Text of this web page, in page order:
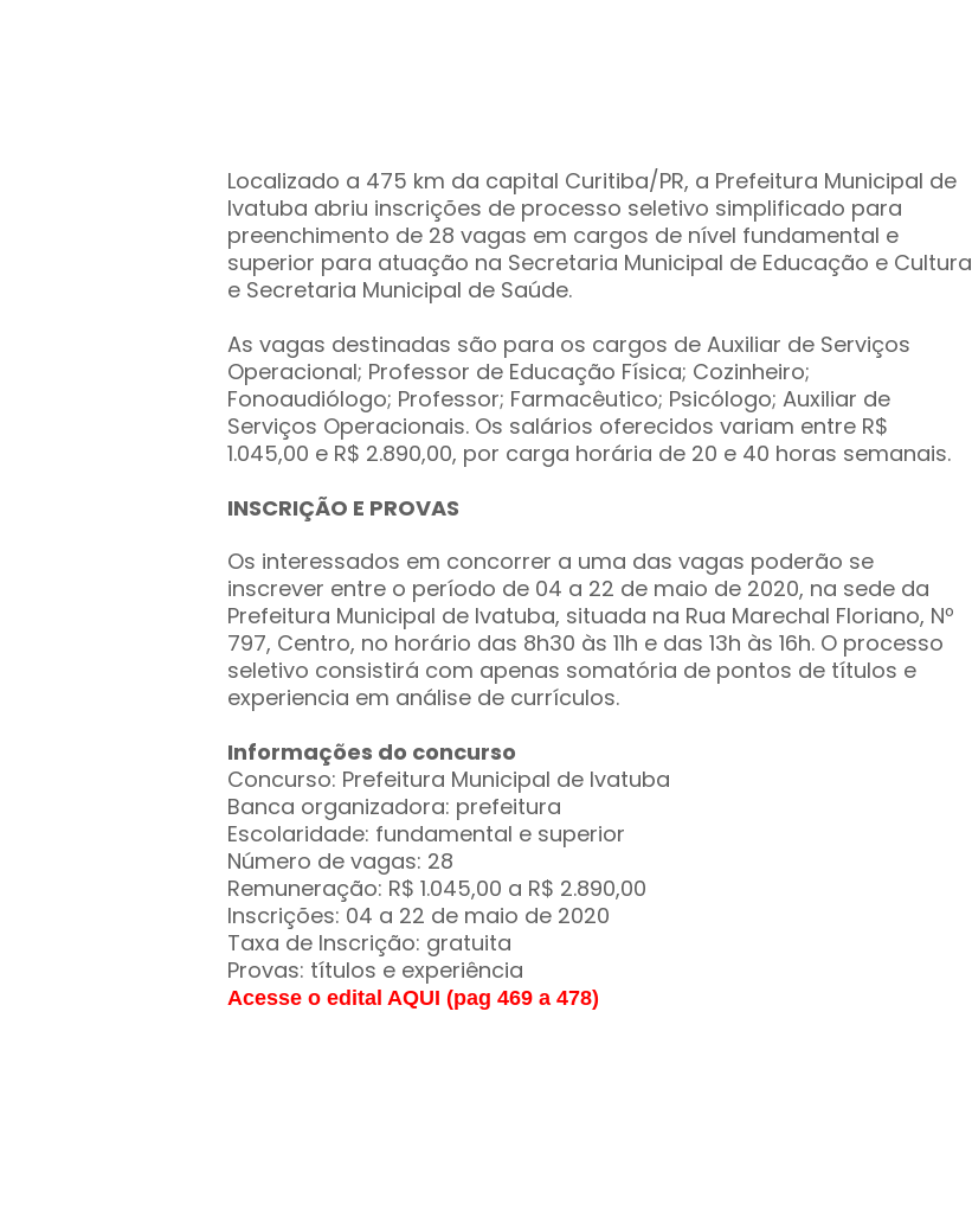
Localizado a 475 km da capital Curitiba/PR, a Prefeitura Municipal de
Ivatuba abriu inscrições de processo seletivo simplificado para
preenchimento de 28 vagas em cargos de nível fundamental e
superior para atuação na Secretaria Municipal de Educação e Cultura
e Secretaria Municipal de Saúde.
As vagas destinadas são para os cargos de Auxiliar de Serviços
Operacional; Professor de Educação Física; Cozinheiro;
Fonoaudiólogo; Professor; Farmacêutico; Psicólogo; Auxiliar de
Serviços Operacionais. Os salários oferecidos variam entre R$
1.045,00 e R$ 2.890,00, por carga horária de 20 e 40 horas semanais.
INSCRIÇÃO E PROVAS
Os interessados em concorrer a uma das vagas poderão se
inscrever entre o período de 04 a 22 de maio de 2020, na sede da
Prefeitura Municipal de Ivatuba, situada na Rua Marechal Floriano, Nº
797, Centro, no horário das 8h30 às 11h e das 13h às 16h. O processo
seletivo consistirá com apenas somatória de pontos de títulos e
experiencia em análise de currículos.
Informações do concurso
Concurso: Prefeitura Municipal de Ivatuba
Banca organizadora: prefeitura
Escolaridade: fundamental e superior
Número de vagas: 28
Remuneração: R$ 1.045,00 a R$ 2.890,00
Inscrições: 04 a 22 de maio de 2020
Taxa de Inscrição: gratuita
Provas: títulos e experiência
Acesse o edital AQUI (pag 469 a 478)